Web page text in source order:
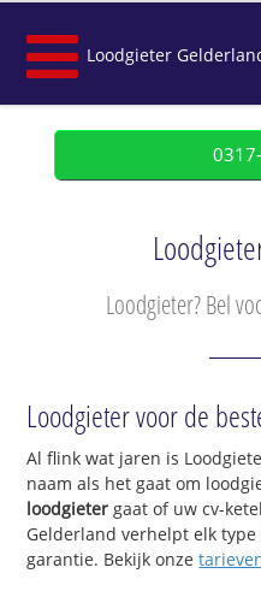
Loodgieter
Loodgieter? Bel
Loodgieter voor de
Al flink wat jaren is
naam als het gaat om
loodgieter gaat of uw cv-
Gelderland verhelpt elk
garantie. Bekijk onze